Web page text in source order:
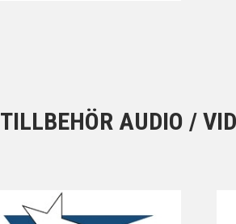
TILLBEHÖR AUDIO /